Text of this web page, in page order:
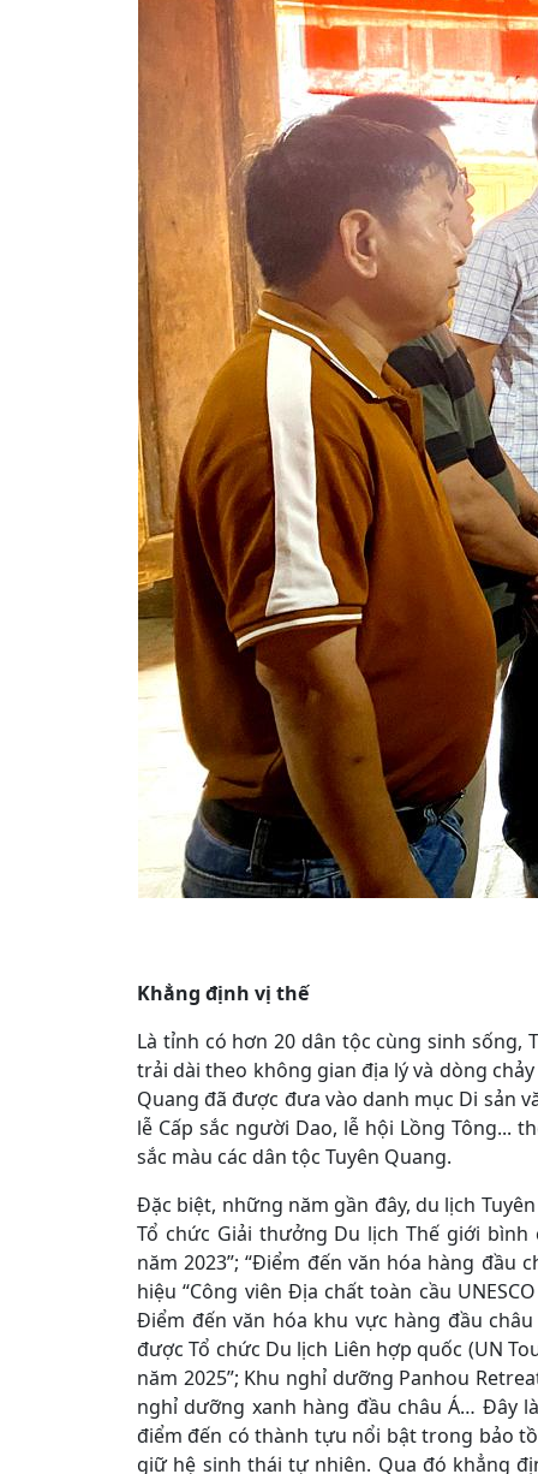
Khẳng định vị thế
Là tỉnh có hơn 20 dân tộc cùng sinh sống,
trải dài theo không gian địa lý và dòng
Quang đã được đưa vào danh mục Di sản
lễ Cấp sắc người Dao, lễ hội Lồng Tông...
sắc màu các dân tộc Tuyên Quang.
Đặc biệt, những năm gần đây, du lịch
Tổ chức Giải thưởng Du lịch Thế giới
năm 2023”; “Điểm đến văn hóa hàng đầu
hiệu “Công viên Địa chất toàn cầu
Điểm đến văn hóa khu vực hàng đầu châu
được Tổ chức Du lịch Liên hợp quốc (UN
năm 2025”; Khu nghỉ dưỡng Panhou
nghỉ dưỡng xanh hàng đầu châu Á… Đây
điểm đến có thành tựu nổi bật trong bảo
giữ hệ sinh thái tự nhiên. Qua đó khẳng